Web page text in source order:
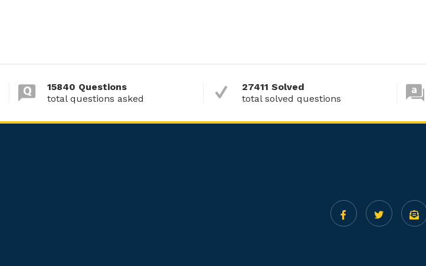
15840 Questions
total questions asked
27411 Solved
total solved questions